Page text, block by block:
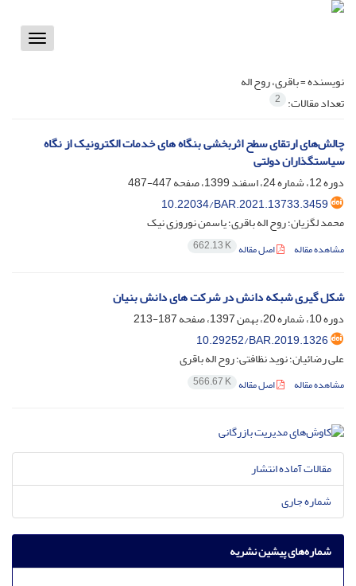
Toggle
نویسنده =باقری، روح اله
تعداد مقالات: 2
چالش‌های ارتقای سطح اثربخشی بنگاه های خدمات الکترونیک از نگاه
سیاستگذاران دولتی
دوره 12، شماره 24، اسفند 1399، صفحه
447-487
10.22034/BAR.2021.13733.3459
محمد لگزیان؛ روح اله باقری؛ یاسمن نوروزی نیک
مشاهده مقاله اصل مقاله 662.13 K
شکل گیری شبکه دانش در شرکت های دانش بنیان
دوره 10، شماره 20، بهمن 1397، صفحه
187-213
10.29252/BAR.2019.1326
علی رضائیان؛ نوید نظافتی؛ روح اله باقری
مشاهده مقاله اصل مقاله 566.67 K
مقالات آماده انتشار
شماره جاری
شماره‌های پیشین نشریه